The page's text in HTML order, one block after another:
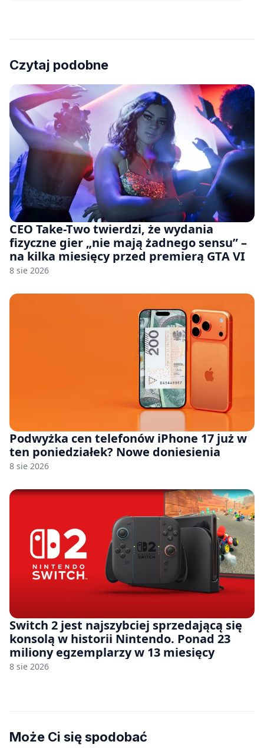
Czytaj podobne
CEO Take-Two twierdzi, że wydania
fizyczne gier „nie mają żadnego sensu” –
na kilka miesięcy przed premierą GTA VI
8 sie 2026
Podwyżka cen telefonów iPhone 17 już w
ten poniedziałek? Nowe doniesienia
8 sie 2026
Switch 2 jest najszybciej sprzedającą się
konsolą w historii Nintendo. Ponad 23
miliony egzemplarzy w 13 miesięcy
8 sie 2026
Może Ci się spodobać